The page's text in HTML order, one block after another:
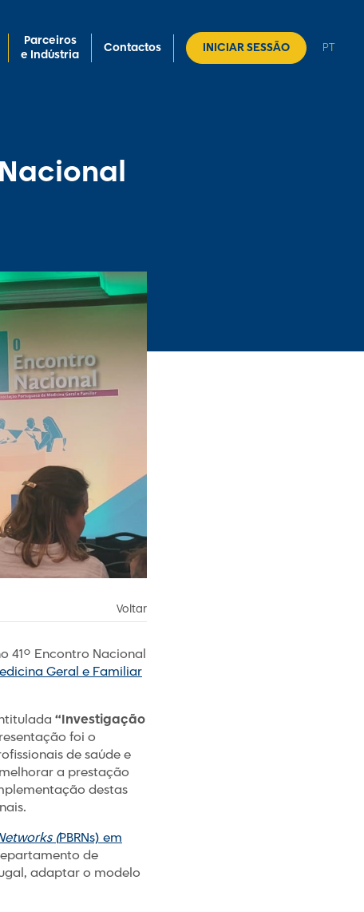
Parceiros
e Indústria
Contactos INICIAR SESSÃO PT
Voltar
41º Encontro Nacional
Geral e Familiar
“Investigação
foi o
de saúde e
a prestação
destas
(PBRNs) em
de
adaptar o modelo